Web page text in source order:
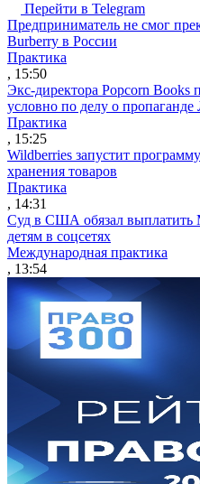
Перейти в Telegram
Предприниматель не смог
Burberry в России
Практика
, 15:50
Экс-директора Popcorn Books
условно по делу о
Практика
, 15:25
Wildberries запустит
хранения товаров
Практика
, 14:31
Суд в США обязал выплатить
детям в соцсетях
Международная практика
, 13:54